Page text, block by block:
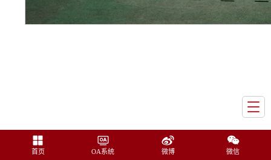
首页 OA系统 微博 微信